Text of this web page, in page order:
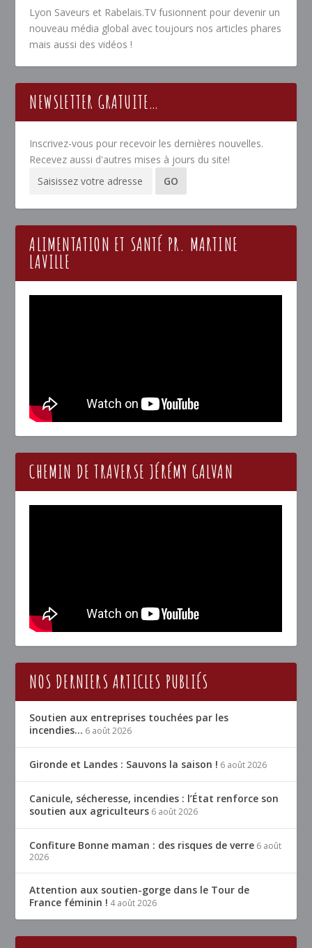
Lyon Saveurs et Rabelais.TV fusionnent pour devenir un
nouveau média global avec toujours nos articles phares
mais aussi des vidéos !
NEWSLETTER GRATUITE…
Inscrivez-vous pour recevoir les dernières nouvelles.
Recevez aussi d'autres mises à jours du site!
ALIMENTATION ET SANTÉ PR. MARTINE
LAVILLE
CHEMIN DE TRAVERSE JÉRÉMY GALVAN
NOS DERNIERS ARTICLES PUBLIÉS
Soutien aux entreprises touchées par les
incendies… 6 août 2026
Gironde et Landes : Sauvons la saison ! 6 août 2026
Canicule, sécheresse, incendies : l’État renforce son
soutien aux agriculteurs 6 août 2026
Confiture Bonne maman : des risques de verre 6 août
2026
Attention aux soutien-gorge dans le Tour de
France féminin ! 4 août 2026